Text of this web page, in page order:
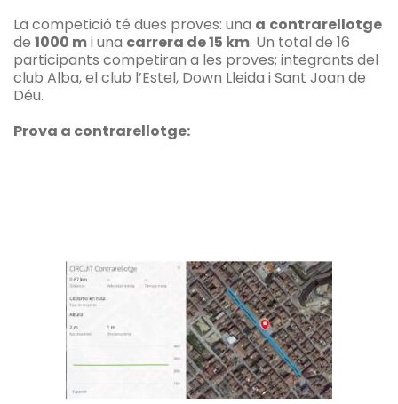
La competició té dues proves: una a contrarellotge
de 1000 mi una carrera de 15 km. Un total de 16
participants competiran a les proves; integrants del
club Alba, el club l’Estel, Down Lleida i Sant Joan de
Déu.
Prova a contrarellotge: